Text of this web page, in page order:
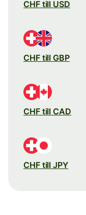
CHF till USD
CHF till GBP
CHF till CAD
CHF till JPY